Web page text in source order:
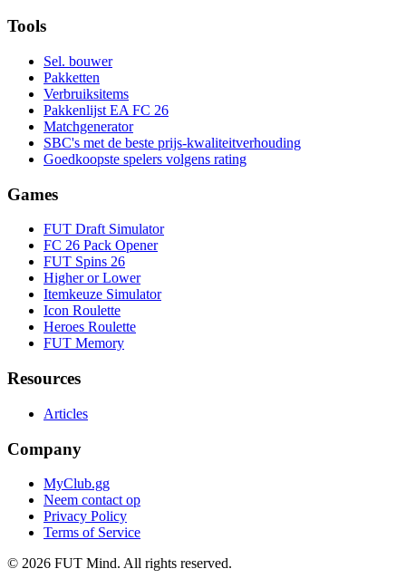
Tools
Sel. bouwer
Pakketten
Verbruiksitems
Pakkenlijst EA FC 26
Matchgenerator
SBC's met de beste prijs-kwaliteitverhouding
Goedkoopste spelers volgens rating
Games
FUT Draft Simulator
FC 26 Pack Opener
FUT Spins 26
Higher or Lower
Itemkeuze Simulator
Icon Roulette
Heroes Roulette
FUT Memory
Resources
Articles
Company
MyClub.gg
Neem contact op
Privacy Policy
Terms of Service
© 2026 FUT Mind. All rights reserved.